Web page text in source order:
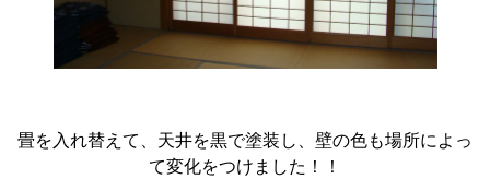
畳を入れ替えて、天井を黒で塗装し、壁の色も場所によっ
て変化をつけました！！